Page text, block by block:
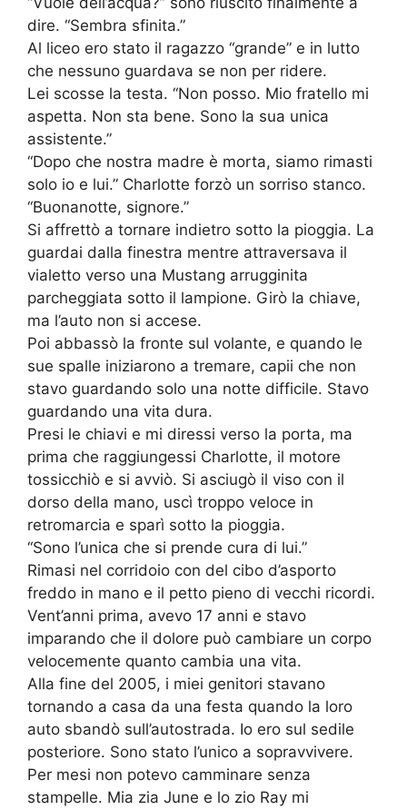
dire. “Sembra sfinita.”
Al liceo ero stato il ragazzo “grande” e in lutto
che nessuno guardava se non per ridere.
Lei scosse la testa. “Non posso. Mio fratello mi
aspetta. Non sta bene. Sono la sua unica
assistente.”
“Dopo che nostra madre è morta, siamo rimasti
solo io e lui.” Charlotte forzò un sorriso stanco.
“Buonanotte, signore.”
Si affrettò a tornare indietro sotto la pioggia. La
guardai dalla finestra mentre attraversava il
vialetto verso una Mustang arrugginita
parcheggiata sotto il lampione. Girò la chiave,
ma l’auto non si accese.
Poi abbassò la fronte sul volante, e quando le
sue spalle iniziarono a tremare, capii che non
stavo guardando solo una notte difficile. Stavo
guardando una vita dura.
Presi le chiavi e mi diressi verso la porta, ma
prima che raggiungessi Charlotte, il motore
tossicchiò e si avviò. Si asciugò il viso con il
dorso della mano, uscì troppo veloce in
retromarcia e sparì sotto la pioggia.
“Sono l’unica che si prende cura di lui.”
Rimasi nel corridoio con del cibo d’asporto
freddo in mano e il petto pieno di vecchi ricordi.
Vent’anni prima, avevo 17 anni e stavo
imparando che il dolore può cambiare un corpo
velocemente quanto cambia una vita.
Alla fine del 2005, i miei genitori stavano
tornando a casa da una festa quando la loro
auto sbandò sull’autostrada. Io ero sul sedile
posteriore. Sono stato l’unico a sopravvivere.
Per mesi non potevo camminare senza
stampelle. Mia zia June e lo zio Ray mi